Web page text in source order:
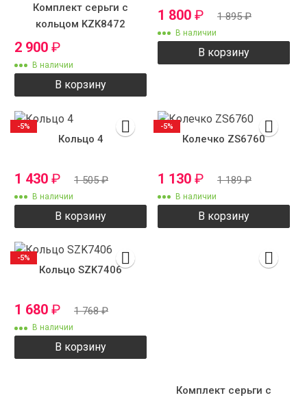
Комплект серьги с
кольцом KZK8472
2 900 ₽
В наличии
В корзину
1 800 ₽ 1 895₽
В наличии
В корзину
Кольцо 4
1 430 ₽ 1 505₽
В наличии
В корзину
-5%
Колечко ZS6760
1 130 ₽ 1 189₽
В наличии
В корзину
-5%
Кольцо SZK7406
1 680 ₽ 1 768₽
В наличии
В корзину
-5%
Комплект серьги с